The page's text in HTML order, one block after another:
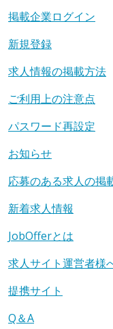
掲載企業ログイン
新規登録
求人情報の掲載方法
ご利用上の注意点
パスワード再設定
お知らせ
応募のある求人の掲
新着求人情報
JobOfferとは
求人サイト運営者様
提携サイト
Q＆A